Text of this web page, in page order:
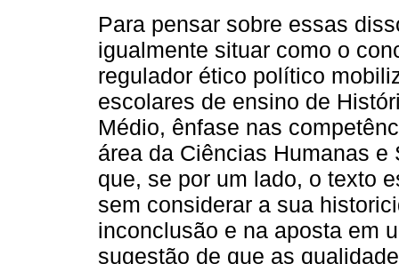
Para pensar sobre essas
igualmente situar como o
regulador ético político
escolares de ensino de
Médio, ênfase nas
área da Ciências Humanas
que, se por um lado, o texto
sem considerar a sua
inconclusão e na aposta em
sugestão de que as